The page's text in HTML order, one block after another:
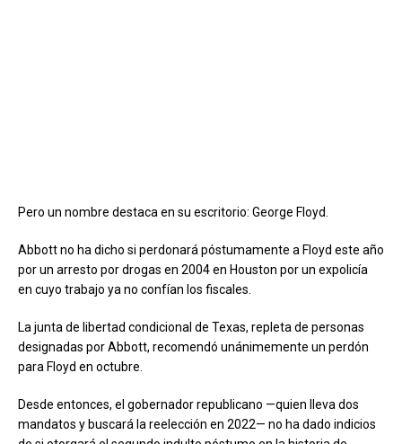
Pero un nombre destaca en su escritorio: George Floyd.
Abbott no ha dicho si perdonará póstumamente a Floyd este año
por un arresto por drogas en 2004 en Houston por un expolicía
en cuyo trabajo ya no confían los fiscales.
La junta de libertad condicional de Texas, repleta de personas
designadas por Abbott, recomendó unánimemente un perdón
para Floyd en octubre.
Desde entonces, el gobernador republicano —quien lleva dos
mandatos y buscará la reelección en 2022— no ha dado indicios